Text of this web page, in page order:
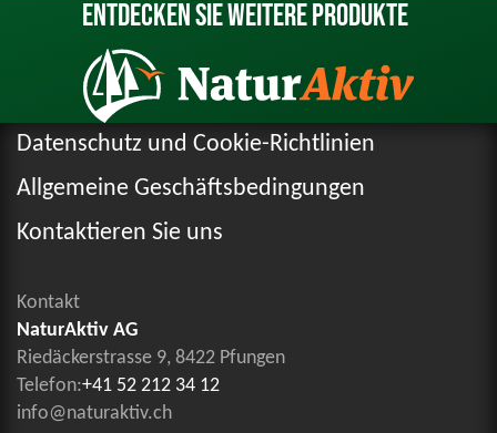
Entdecken Sie weitere Produkte
Datenschutz und Cookie-Richtlinien
Allgemeine Geschäftsbedingungen
Kontaktieren Sie uns
Kontakt
NaturAktiv AG
Riedäckerstrasse 9, 8422 Pfungen
Telefon:+41 52 212 34 12
info@naturaktiv.ch